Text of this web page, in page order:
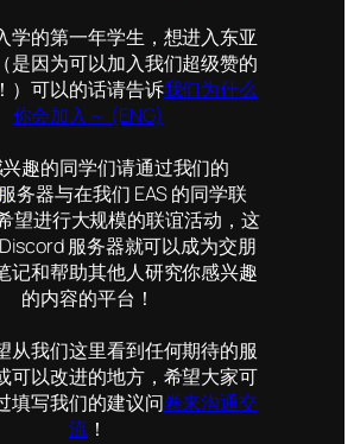
学的第一年学生，想进入东亚
是因为可以加入我们超级赞的
）可以的话请告诉我们为什么
你会加入～ (ENG)
趣的同学们请通过我们的
务器与在我们 EAS 的同学联
望进行大规模的联谊活动，这
服务器就可以成为交朋
记和帮助其他人研究你感兴趣
的内容的平台！
从我们这里看到任何期待的服
可以改进的地方，希望大家可
填写我们的建议问卷来沟通交
流 ！